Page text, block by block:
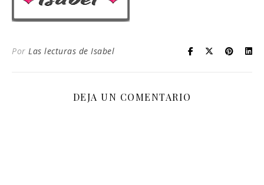
Por Las lecturas de Isabel
DEJA UN COMENTARIO